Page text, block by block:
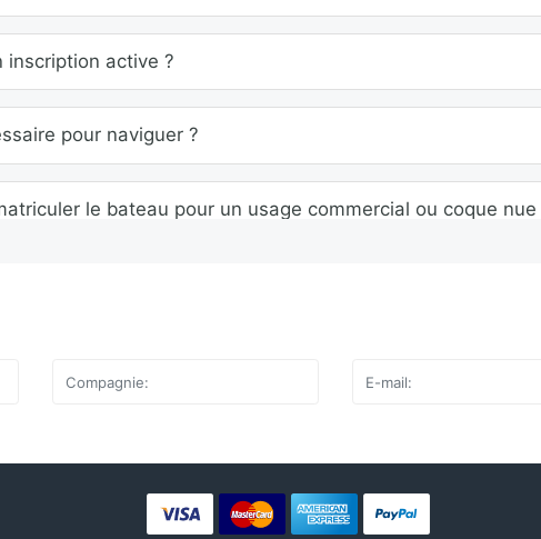
inscription active ?
pour naviguer ?
le bateau pour un usage commercial ou coque nue